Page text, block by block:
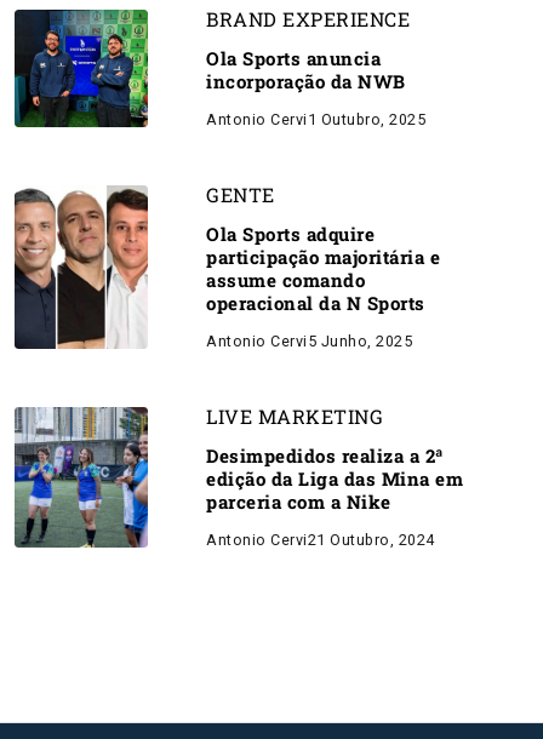
BRAND EXPERIENCE
Ola Sports anuncia
incorporação da NWB
Antonio Cervi 1 Outubro, 2025
GENTE
Ola Sports adquire
participação majoritária e
assume comando
operacional da N Sports
Antonio Cervi 5 Junho, 2025
LIVE MARKETING
Desimpedidos realiza a 2ª
edição da Liga das Mina em
parceria com a Nike
Antonio Cervi21 Outubro, 2024